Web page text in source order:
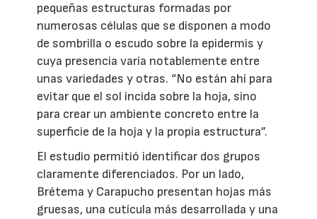
pequeñas estructuras formadas por
numerosas células que se disponen a modo
de sombrilla o escudo sobre la epidermis y
cuya presencia varía notablemente entre
unas variedades y otras. “No están ahí para
evitar que el sol incida sobre la hoja, sino
para crear un ambiente concreto entre la
superficie de la hoja y la propia estructura”.
El estudio permitió identificar dos grupos
claramente diferenciados. Por un lado,
Brétema y Carapucho presentan hojas más
gruesas, una cutícula más desarrollada y una